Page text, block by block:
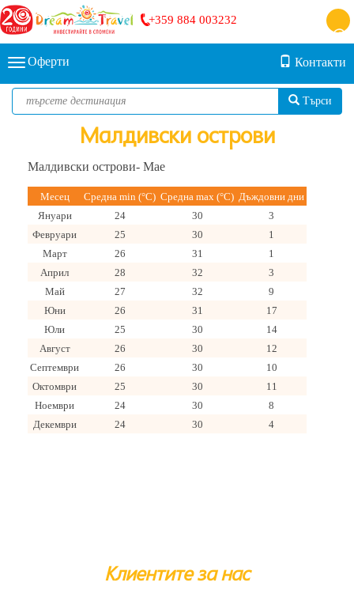
+359 884 003232
Оферти Контакти
Търси
Малдивски острови
Малдивски острови- Мае
Месец Средна min (°C) Средна max (°C) Дъждовни дни
Януари
24 30
3
Февруари
25 30
1
Март
26 31
1
Април
28 32
3
Май
27 32
9
Юни
26 31
17
Юли
25 30
14
Август
26 30
12
Септември
26 30
10
Октомври
25 30
11
Ноември
24 30
8
Декември
24 30 4
Клиентите за нас